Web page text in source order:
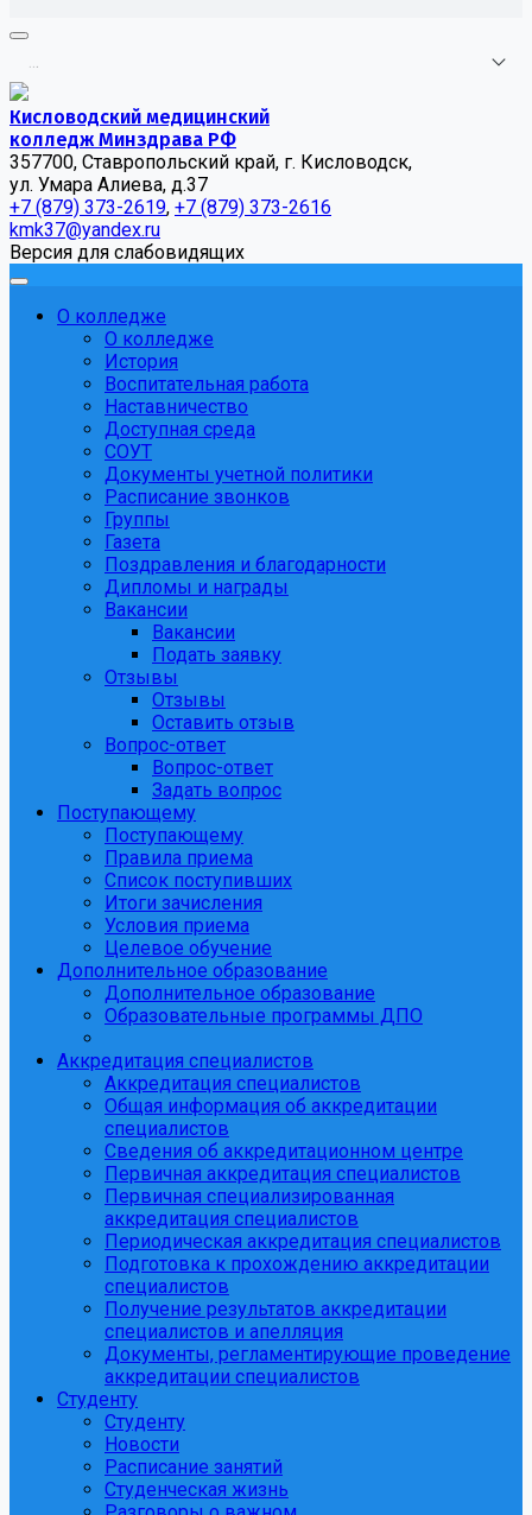
...
Кисловодский медицинский
колледж Минздрава РФ
357700, Ставропольский край, г. Кисловодск,
ул. Умара Алиева, д.37
+7 (879) 373-2619, +7 (879) 373-2616
kmk37@yandex.ru
Версия для слабовидящих
О колледже
О колледже
История
Воспитательная работа
Наставничество
Доступная среда
СОУТ
Документы учетной политики
Расписание звонков
Группы
Газета
Поздравления и благодарности
Дипломы и награды
Вакансии
Вакансии
Подать заявку
Отзывы
Отзывы
Оставить отзыв
Вопрос-ответ
Вопрос-ответ
Задать вопрос
Поступающему
Поступающему
Правила приема
Список поступивших
Итоги зачисления
Условия приема
Целевое обучение
Дополнительное образование
Дополнительное образование
Образовательные программы ДПО
Аккредитация специалистов
Аккредитация специалистов
Общая информация об аккредитации
специалистов
Сведения об аккредитационном центре
Первичная аккредитация специалистов
Первичная специализированная
аккредитация специалистов
Периодическая аккредитация специалистов
Подготовка к прохождению аккредитации
специалистов
Получение результатов аккредитации
специалистов и апелляция
Документы, регламентирующие проведение
аккредитации специалистов
Студенту
Студенту
Новости
Расписание занятий
Студенческая жизнь